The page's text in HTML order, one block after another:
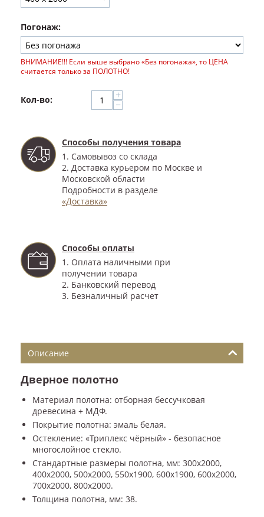
Погонаж:
ВНИМАНИЕ!!! Если выше выбрано «Без погонажа», то ЦЕНА
считается только за ПОЛОТНО!
Кол-во: +
−
Способы получения товара
1. Самовывоз со склада
2. Доставка курьером по Москве и
Московской области
Подробности в разделе
«Доставка»
Способы оплаты
1. Оплата наличными при
получении товара
2. Банковский перевод
3. Безналичный расчет
Описание
Дверное полотно
Материал полотна: отборная бессучковая
древесина + МДФ.
Покрытие полотна: эмаль белая.
Остекление: «Триплекс чёрный» - безопасное
многослойное стекло.
Стандартные размеры полотна, мм: 300x2000,
400x2000, 500x2000, 550x1900, 600x1900, 600x2000,
700x2000, 800x2000.
Толщина полотна, мм: 38.